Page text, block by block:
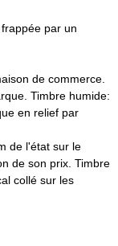
par un
de commerce.
Timbre humide:
en relief par
de l'état sur le
de son prix. Timbre
collé sur les